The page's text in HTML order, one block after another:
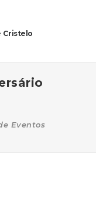
Cristelo
Eventos